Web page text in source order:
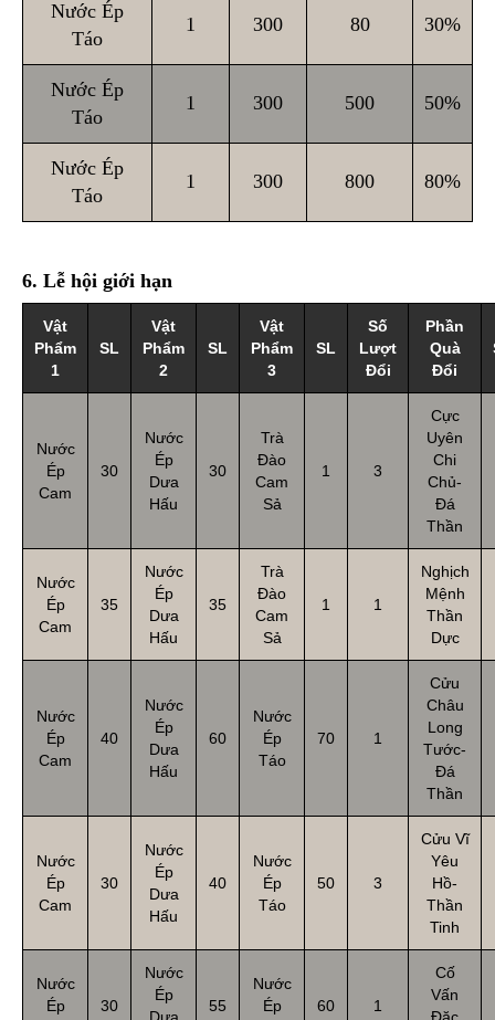
Nước Ép
Táo
1 300 80 30%
Nước Ép
Táo
1 300 500 50%
Nước Ép
Táo
1 300 800 80%
6. Lễ hội giới hạn
Vật
Phẩm
1
SL
Vật
Phẩm
2
SL
Vật
Phẩm
3
SL
Số
Lượt
Đổi
Phần
Quà
Đổi
Nước
Ép
Cam
30
Nước
Ép
Dưa
Hấu
30
Trà
Đào
Cam
Sả
1 3
Cực
Uyên
Chi
Chủ-
Đá
Thần
Nước
Ép
Cam
35
Nước
Ép
Dưa
Hấu
35
Trà
Đào
Cam
Sả
1 1
Nghịch
Mệnh
Thần
Dực
Nước
Ép
Cam
40
Nước
Ép
Dưa
Hấu
60
Nước
Ép
Táo
70 1
Cửu
Châu
Long
Tước-
Đá
Thần
Nước
Ép
Cam
30
Nước
Ép
Dưa
Hấu
40
Nước
Ép
Táo
50 3
Cửu Vĩ
Yêu
Hồ-
Thần
Tinh
Nước
Ép
30
Nước
Ép
55
Nước
Ép
60 1
Cố
Vấn